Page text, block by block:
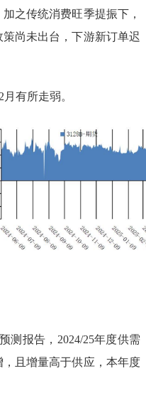
之传统消费旺季提振下，
尚未出台，下游新订单迟
有所走弱。
测报告，2024/25年度供需
且增量高于供应，本年度